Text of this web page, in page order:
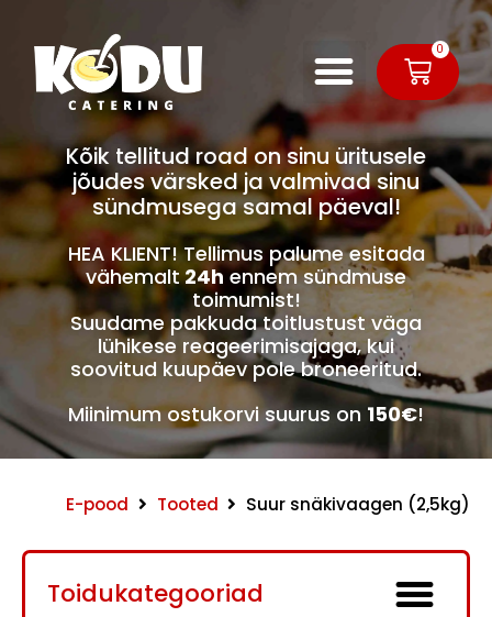
0
Kõik tellitud road on sinu üritusele
jõudes värsked ja valmivad sinu
sündmusega samal päeval!
HEA KLIENT! Tellimus palume esitada
vähemalt24hennem sündmuse
toimumist!
Suudame pakkuda toitlustust väga
lühikese reageerimisajaga, kui
soovitud kuupäev pole broneeritud.
Miinimum ostukorvi suurus on 150€!
E-pood Tooted Suur snäkivaagen (2,5kg)
Toidukategooriad